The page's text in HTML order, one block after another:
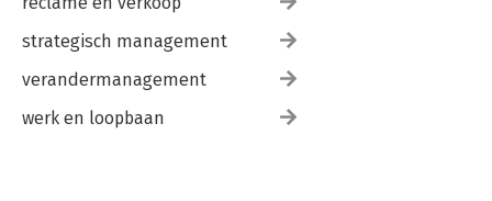
strategisch management
verandermanagement
werk en loopbaan